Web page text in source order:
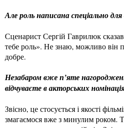
Але роль написана спеціально
Сценарист Сергій Гаврилюк
тебе роль». Не знаю, можливо він
добре.
Незабаром вже п’яте
відчуваєте в акторських
Звісно, це стосується і якості
змагаємося вже з минулим роком.